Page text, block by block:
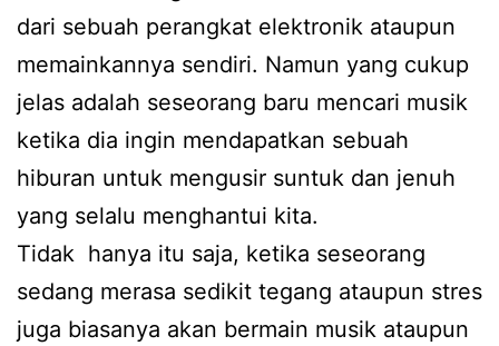
dari sebuah perangkat elektronik ataupun
memainkannya sendiri. Namun yang cukup
jelas adalah seseorang baru mencari musik
ketika dia ingin mendapatkan sebuah
hiburan untuk mengusir suntuk dan jenuh
yang selalu menghantui kita.
Tidak hanya itu saja, ketika seseorang
sedang merasa sedikit tegang ataupun stres
juga biasanya akan bermain musik ataupun